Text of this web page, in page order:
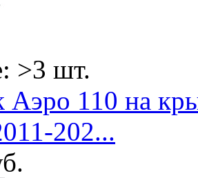
>3 шт.
Аэро 110 на
202...